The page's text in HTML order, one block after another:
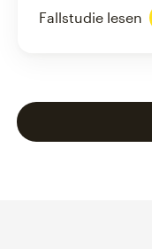
Fallstudie lesen